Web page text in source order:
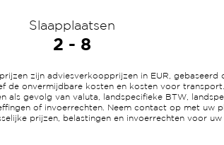
Slaapplaatsen
2 - 8
zijn adviesverkoopprijzen in EUR,
de onvermijdbare kosten en kosten voor
als gevolg van valuta, landspecifieke BTW,
of invoerrechten. Neem contact op met uw
prijzen, belastingen en invoerrechten voor uw